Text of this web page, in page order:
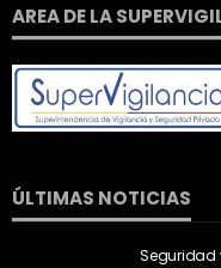
AREA DE LA
ÚLTIMAS NOTICIAS
Seguridad